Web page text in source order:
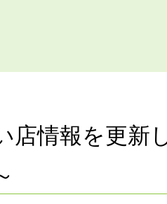
店情報を更新